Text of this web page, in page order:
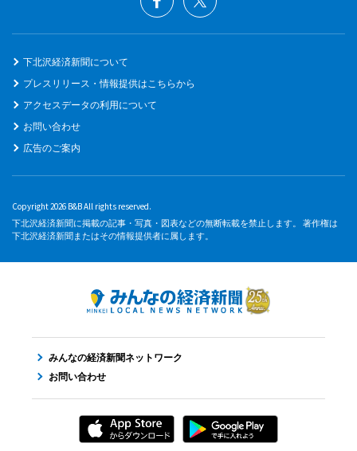
下北沢経済新聞について
プレスリリース・情報提供はこちらから
アクセスデータの利用について
お問い合わせ
広告のご案内
Copyright 2026 B&B All rights reserved.
下北沢経済新聞に掲載の記事・写真・図表などの無断転載を禁止します。 著作権は
下北沢経済新聞またはその情報提供者に属します。
みんなの経済新聞ネットワーク
お問い合わせ